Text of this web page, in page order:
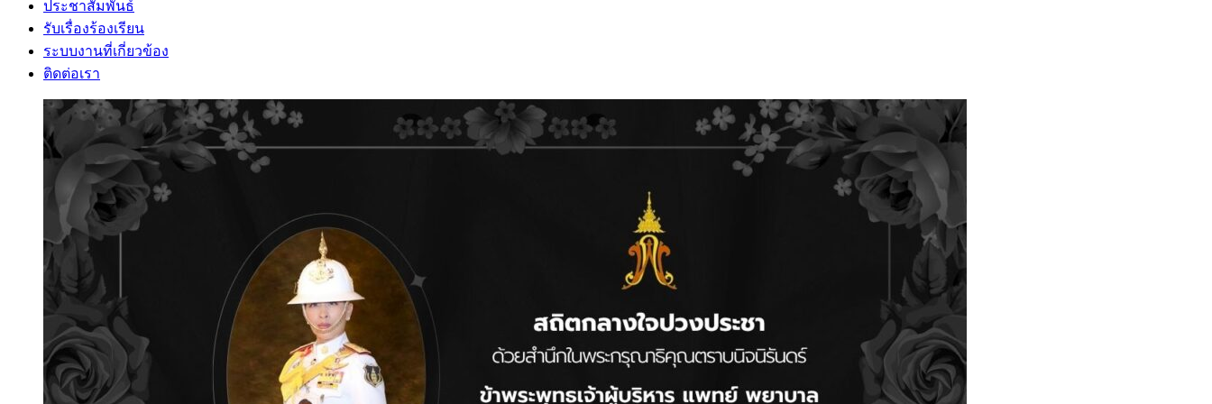
ประชาสัมพันธ์
รับเรื่องร้องเรียน
ระบบงานที่เกี่ยวข้อง
ติดต่อเรา